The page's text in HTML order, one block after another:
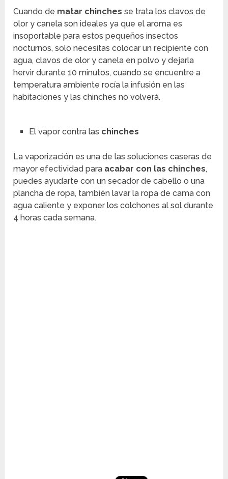
Cuando de matar chinches se trata los clavos de
olor y canela son ideales ya que el aroma es
insoportable para estos pequeños insectos
nocturnos, solo necesitas colocar un recipiente con
agua, clavos de olor y canela en polvo y dejarla
hervir durante 10 minutos, cuando se encuentre a
temperatura ambiente rocía la infusión en las
habitaciones y las chinches no volverá.
El vapor contra las chinches
La vaporización es una de las soluciones caseras de
mayor efectividad para acabar con las chinches,
puedes ayudarte con un secador de cabello o una
plancha de ropa, también lavar la ropa de cama con
agua caliente y exponer los colchones al sol durante
4 horas cada semana.